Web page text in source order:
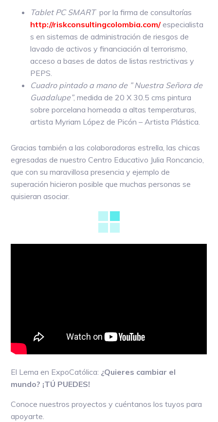
Tablet PC SMARTpor la firma de consultorías
http://riskconsultingcolombia.com/ especialista
s en sistemas de administración de riesgos de
lavado de activos y financiación al terrorismo,
acceso a bases de datos de listas restrictivas y
PEPS.
Cuadro pintado a mano de ” Nuestra Señora de
Guadalupe”, medida de 20 X 30.5 cms pintura
sobre porcelana horneada a altas temperaturas,
artista Myriam López de Picón – Artista Plástica.
Gracias también a las colaboradoras estrella, las chicas
egresadas de nuestro Centro Educativo Julia Roncancio,
que con su maravillosa presencia y ejemplo de
superación hicieron posible que muchas personas se
quisieran asociar.
El Lema en ExpoCatólica: ¿Quieres cambiar el
mundo? ¡TÚ PUEDES!
Conoce nuestros proyectos y cuéntanos los tuyos para
apoyarte.